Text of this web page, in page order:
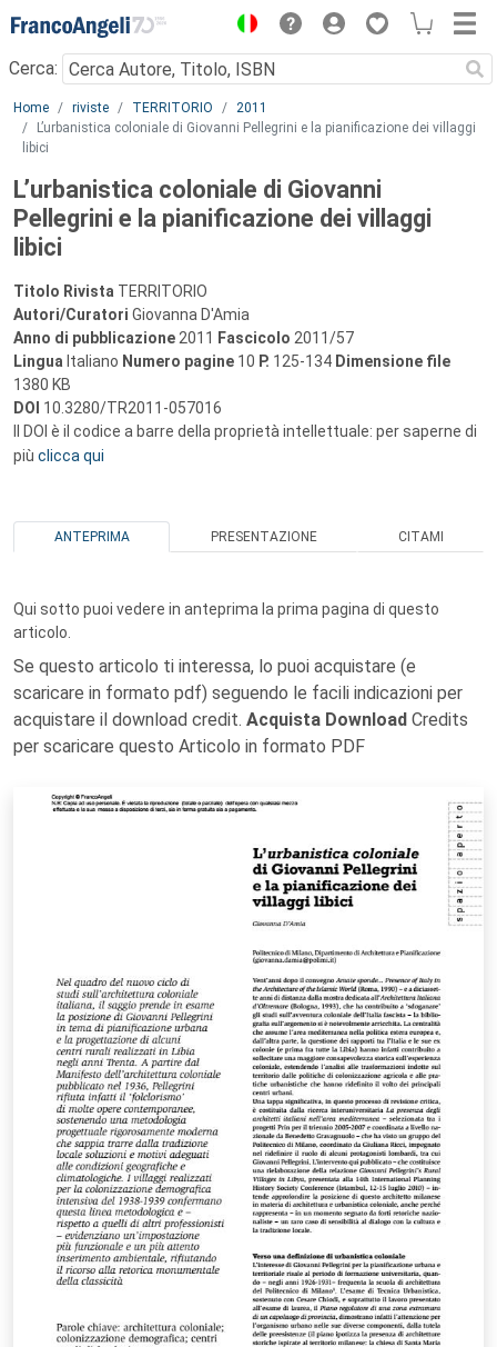
Menu
Cerca:
Main content
Home riviste TERRITORIO
2011
L’urbanistica coloniale di Giovanni Pellegrini e la pianificazione dei villaggi
libici
L’urbanistica coloniale di Giovanni
Pellegrini e la pianificazione dei villaggi
libici
Titolo Rivista TERRITORIO
Autori/Curatori Giovanna D'Amia
Anno di pubblicazione 2011 Fascicolo 2011/57
Lingua Italiano Numero pagine 10 P. 125-134 Dimensione file
1380 KB
DOI 10.3280/TR2011-057016
Il DOI è il codice a barre della proprietà intellettuale: per saperne di
più clicca qui
ANTEPRIMA PRESENTAZIONE CITAMI
Qui sotto puoi vedere in anteprima la prima pagina di questo
articolo.
Se questo articolo ti interessa, lo puoi acquistare (e
scaricare in formato pdf) seguendo le facili indicazioni per
acquistare il download credit. Acquista Download Credits
per scaricare questo Articolo in formato PDF